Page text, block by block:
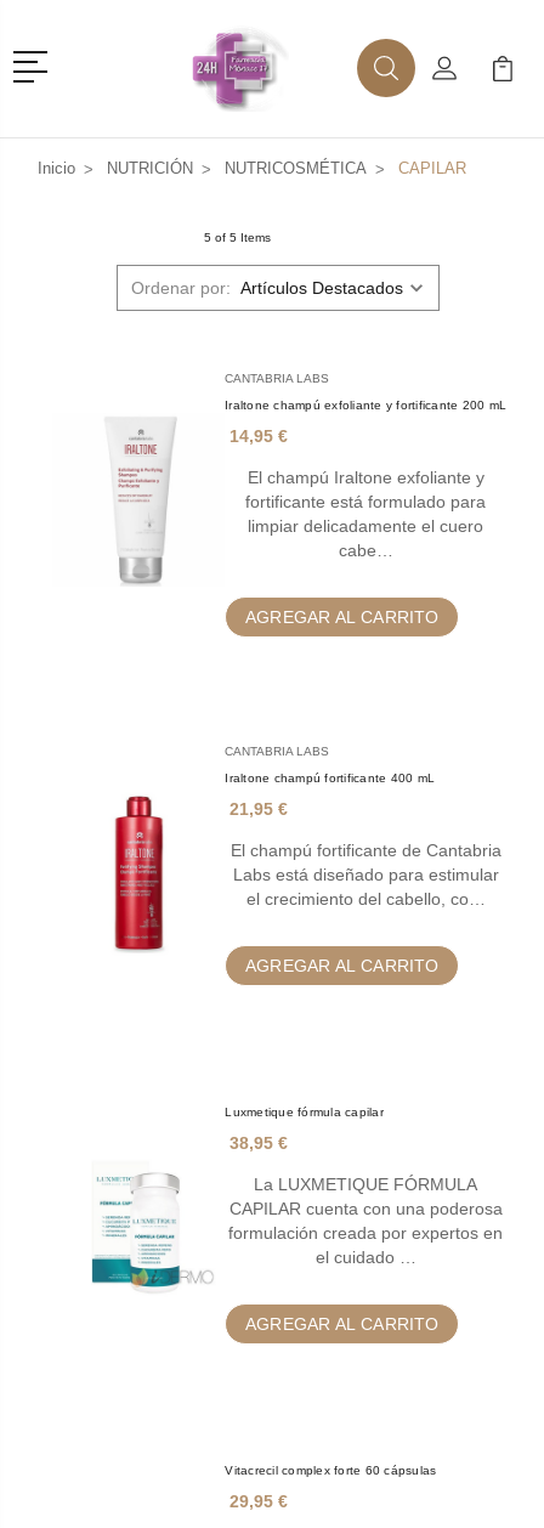
Menú
BuscarMi Cuenta
Mi
Inicio NUTRICIÓN NUTRICOSMÉTICA CAPILAR
5 of 5 Items
Ordenar por:
CANTABRIA LABS
Iraltone champú exfoliante y fortificante 200 mL
14,95 €
El champú Iraltone exfoliante y
fortificante está formulado para
limpiar delicadamente el cuero
cabe…
AGREGAR AL CARRITO
CANTABRIA LABS
Iraltone champú fortificante 400 mL
21,95 €
El champú fortificante de Cantabria
Labs está diseñado para estimular
el crecimiento del cabello, co…
AGREGAR AL CARRITO
Luxmetique fórmula capilar
38,95 €
La LUXMETIQUE FÓRMULA
CAPILAR cuenta con una poderosa
formulación creada por expertos en
el cuidado …
AGREGAR AL CARRITO
Vitacrecil complex forte 60 cápsulas
29,95 €